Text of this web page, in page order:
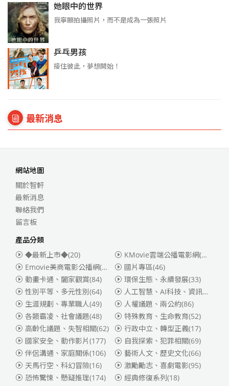
她眼中的世界
我寧願拍攝照片，而不是成為一張照片
乒乓男孩
接住彼此，夢想開始！
最新消息
網站地圖
關於智軒
最新消息
聯絡我們
留言板
產品分類
◆最新上市◆(20)
KMovie雲端公播電影網(迪士尼、福斯、索尼)
Emovie美商電影公播網(華納)
(186)
國片專區(46)
動畫卡通、闔家觀賞(84) 環保生態、永續發展(33)
性別平等、多元性別(64) 人工智慧、AI科技、資訊安全
生涯規劃、專業職人(49) 人權議題、兩公約(86)
各類霸凌、社會議題(48) 特殊教育、生命教育(52)
高齡化議題、失智相關(62) 行政中立、轉型正義(17)
國家安全、動作影片(177) 自我探索、犯罪相關(69)
伴侶溝通、家庭關係(106) 藝術人文、歷史文化(66)
天馬行空、科幻冒險(16) 激勵勵志、喜劇電影(95)
恐怖驚悚、懸疑推理(174) 經典修復系列(18)